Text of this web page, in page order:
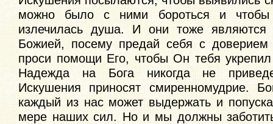
можно было с ними бороться и чтобы
излечилась душа. И они тоже являются
Божией, посему предай себя с
проси помощи Его, чтобы Он тебя
Надежда на Бога никогда не
Искушения приносят смиренномудрие.
каждый из нас может выдержать и
мере наших сил. Но и мы должны